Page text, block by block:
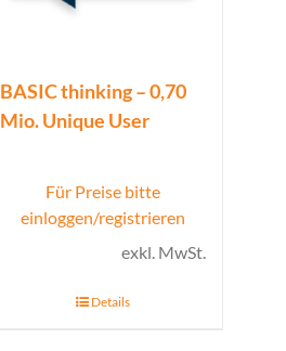
BASIC thinking – 0,70
Mio. Unique User
Für Preise bitte
einloggen/registrieren
exkl. MwSt.
Details